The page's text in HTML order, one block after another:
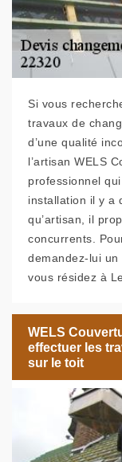
Si vous
travaux de
d’une qualité
l’artisan WELS
professionnel
installation il y a
qu’artisan, il
concurrents.
demandez-lui
vous résidez à
WELS
effectuer les
sur le toit